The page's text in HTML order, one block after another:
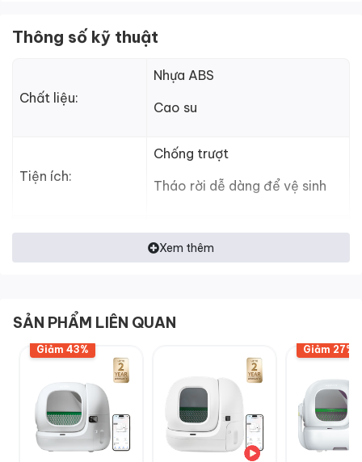
Thông số kỹ thuật
Chất liệu:
Nhựa ABS
Cao su
Tiện ích:
Chống trượt
Tháo rời dễ dàng để vệ sinh
50 x 41.5 x 13.5 (cm)
(D x R x C)
Trọng lượng:
Đơn vị phân phối
chính hãng:
Xem thêm
SẢN PHẨM LIÊN QUAN
Giảm 43% Giảm 27%